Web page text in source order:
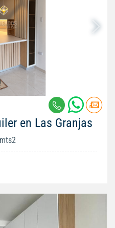
en Las Granjas